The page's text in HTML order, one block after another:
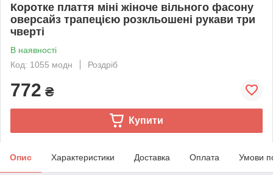
Коротке плаття міні жіноче вільного фасону
оверсайз трапецією розкльошені рукави три
чверті
В наявності
Код: 1055 модн
Роздріб
772 ₴
Купити
Опис Характеристики Доставка Оплата Умови